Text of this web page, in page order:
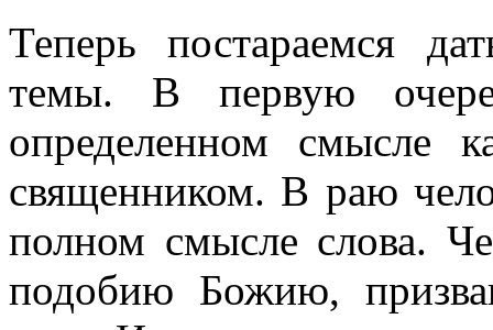
Теперь постараемся
темы. В первую
определенном смысле
священником. В раю
полном смысле слова.
подобию Божию,